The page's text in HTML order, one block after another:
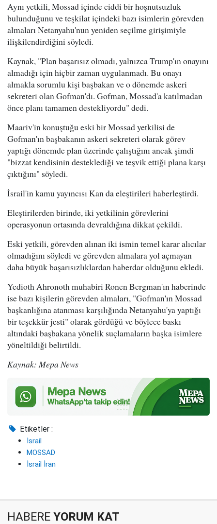
Aynı yetkili, Mossad içinde ciddi bir hoşnutsuzluk
bulunduğunu ve teşkilat içindeki bazı isimlerin görevden
almaları Netanyahu'nun yeniden seçilme girişimiyle
ilişkilendirdiğini söyledi.
Kaynak, "Plan başarısız olmadı, yalnızca Trump'ın onayını
almadığı için hiçbir zaman uygulanmadı. Bu onayı
almakla sorumlu kişi başbakan ve o dönemde askeri
sekreteri olan Gofman'dı. Gofman, Mossad'a katılmadan
önce planı tamamen destekliyordu" dedi.
Maariv'in konuştuğu eski bir Mossad yetkilisi de
Gofman'ın başbakanın askeri sekreteri olarak görev
yaptığı dönemde plan üzerinde çalıştığını ancak şimdi
"bizzat kendisinin desteklediği ve teşvik ettiği plana karşı
çıktığını" söyledi.
İsrail'in kamu yayıncısı Kan da eleştirileri haberleştirdi.
Eleştirilerden birinde, iki yetkilinin görevlerini
operasyonun ortasında devraldığına dikkat çekildi.
Eski yetkili, görevden alınan iki ismin temel karar alıcılar
olmadığını söyledi ve görevden almalara yol açmayan
daha büyük başarısızlıklardan haberdar olduğunu ekledi.
Yedioth Ahronoth muhabiri Ronen Bergman'ın haberinde
ise bazı kişilerin görevden almaları, "Gofman'ın Mossad
başkanlığına atanması karşılığında Netanyahu'ya yaptığı
bir teşekkür jesti" olarak gördüğü ve böylece baskı
altındaki başbakana yönelik suçlamaların başka isimlere
yöneltildiği belirtildi.
Kaynak: Mepa News
Etiketler :
İsrail
MOSSAD
İsrail İran
HABERE YORUM KAT